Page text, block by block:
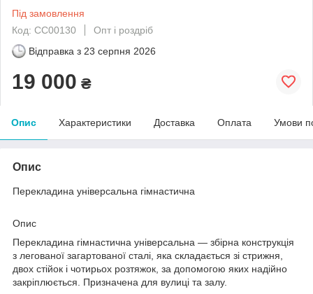
Під замовлення
Код: CC00130
Опт і роздріб
Відправка з 23 серпня 2026
19 000 ₴
Опис Характеристики Доставка Оплата Умови
Опис
Перекладина універсальна гімнастична
Опис
Перекладина гімнастична універсальна — збірна конструкція
з легованої загартованої сталі, яка складається зі стрижня,
двох стійок і чотирьох розтяжок, за допомогою яких надійно
закріплюється. Призначена для вулиці та залу.